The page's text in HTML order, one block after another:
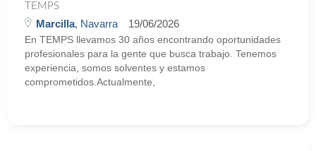
TEMPS
Marcilla, Navarra 19/06/2026
En TEMPS llevamos 30 años encontrando oportunidades
profesionales para la gente que busca trabajo. Tenemos
experiencia, somos solventes y estamos
comprometidos.Actualmente,